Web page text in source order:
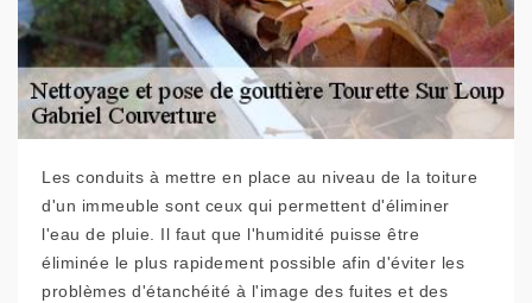
Les conduits à mettre en place au niveau de la toiture
d'un immeuble sont ceux qui permettent d'éliminer
l'eau de pluie. Il faut que l'humidité puisse être
éliminée le plus rapidement possible afin d'éviter les
problèmes d'étanchéité à l'image des fuites et des